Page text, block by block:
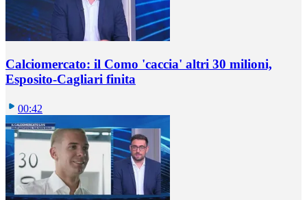
Calciomercato: il Como 'caccia' altri 30 milioni,
Esposito-Cagliari finita
00:42